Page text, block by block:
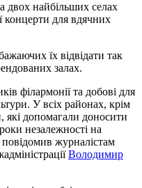
двох найбільших селах
концерти для вдячних
їх відвідати так
залах.
філармонії та добові для
У всіх районах, крім
які допомагали доносити
незалежності на
журналістам
Володимир